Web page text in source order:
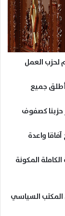
لحزب العمل
جميع
حزبنا كصفوف
واعدة
المكونة
المكتب السياسي